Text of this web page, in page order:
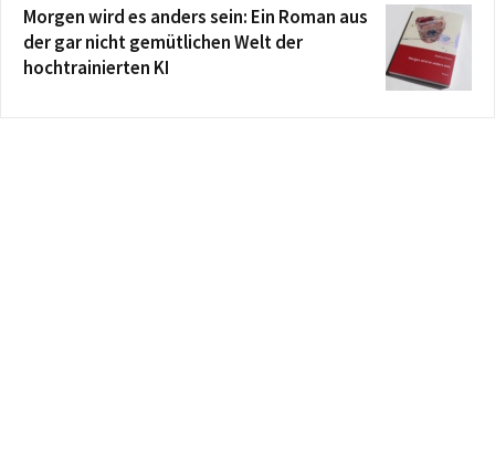
Morgen wird es anders sein: Ein Roman aus
der gar nicht gemütlichen Welt der
hochtrainierten KI